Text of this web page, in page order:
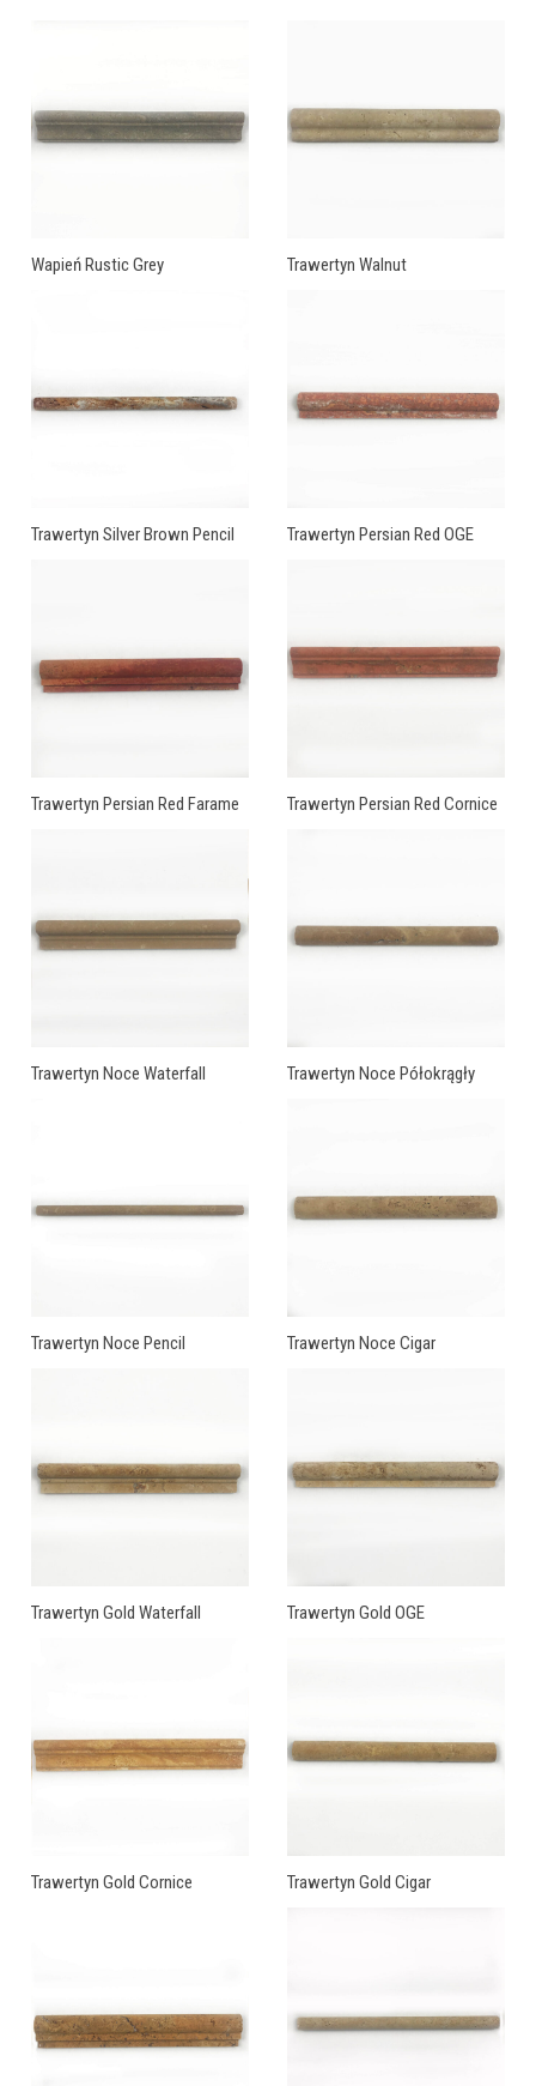
Wapień Rustic Grey Trawertyn Walnut
Trawertyn Silver Brown Pencil Trawertyn Persian Red OGE
Trawertyn Persian Red Farame Trawertyn Persian Red Cornice
Trawertyn Noce Waterfall Trawertyn Noce Półokrągły
Trawertyn Noce Pencil Trawertyn Noce Cigar
Trawertyn Gold Waterfall Trawertyn Gold OGE
Trawertyn Gold Cornice Trawertyn Gold Cigar